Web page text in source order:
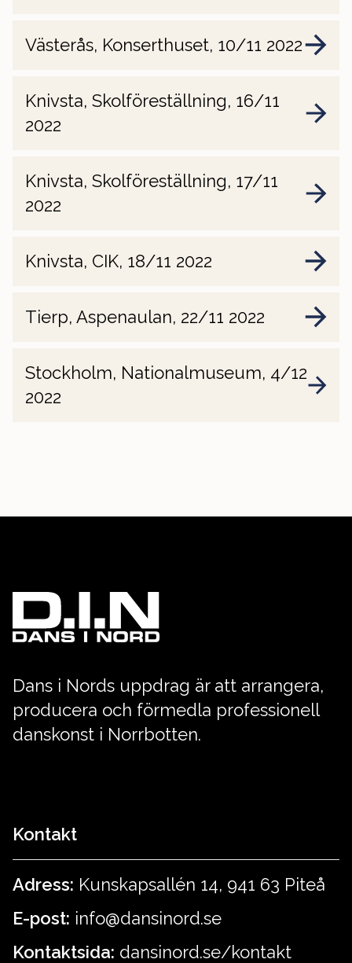
Västerås, Konserthuset, 10/11 2022
Knivsta, Skolföreställning, 16/11
2022
Knivsta, Skolföreställning, 17/11
2022
Knivsta, CIK, 18/11 2022
Tierp, Aspenaulan, 22/11 2022
Stockholm, Nationalmuseum, 4/12
2022
Dans i Nords uppdrag är att arrangera,
producera och förmedla professionell
danskonst i Norrbotten.
Kontakt
Adress: Kunskapsallén 14, 941 63 Piteå
E-post: info@dansinord.se
Kontaktsida: dansinord.se/kontakt